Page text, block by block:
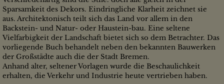
Sparsamkeit des Dekors. Eindringliche Klarheit zeichnet sie
aus. Architektonisch teilt sich das Land vor allem in den
Backstein- und Natur- oder Haustein-bau. Eine seltene
Vielfarbigkeit der Landschaft bietet sich so dem Betrachter. Das
vorliegende Buch behandelt neben den bekannten Bauwerken
der Großstädte auch die der Stadt Bremen.
Anhand alter, seltener Vorlagen wurde die Beschaulichkeit
erhalten, die Verkehr und Industrie heute vertrieben haben.